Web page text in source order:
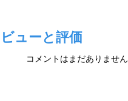
ューと評価
コメントはまだありません